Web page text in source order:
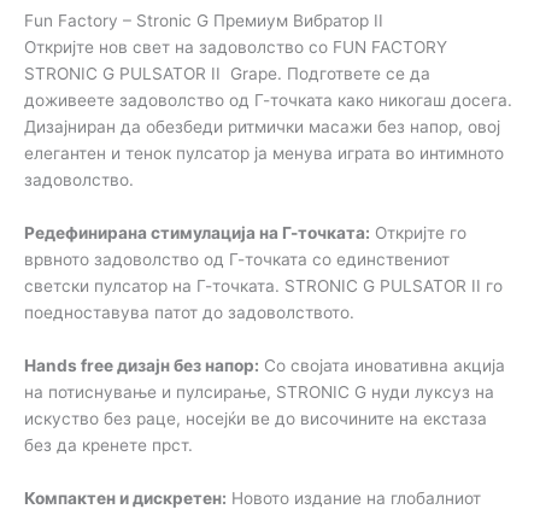
Fun Factory – Stronic G Премиум Вибратор II
Откријте нов свет на задоволство со FUN FACTORY
STRONIC G PULSATOR II Grape. Подгответе се да
доживеете задоволство од Г-точката како никогаш досега.
Дизајниран да обезбеди ритмички масажи без напор, овој
елегантен и тенок пулсатор ја менува играта во интимното
задоволство.
Редефинирана стимулација на Г-точката: Откријте го
врвното задоволство од Г-точката со единствениот
светски пулсатор на Г-точката. STRONIC G PULSATOR II го
поедноставува патот до задоволството.
Hands free дизајн без напор: Со својата иновативна акција
на потиснување и пулсирање, STRONIC G нуди луксуз на
искуство без раце, носејќи ве до височините на екстаза
без да кренете прст.
Компактен и дискретен: Новото издание на глобалниот